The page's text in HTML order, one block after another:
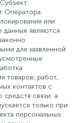
Оператора
или
данные являются
для заявленной
товаров, работ,
контактов с
связи, а
только при
персональных